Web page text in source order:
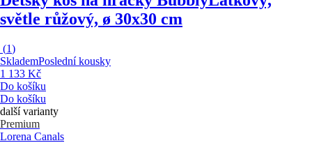
světle růžový, ø 30x30 cm
(1)
SklademPoslední kousky
1 133 Kč
Do košíku
Do košíku
další varianty
Premium
Lorena Canals